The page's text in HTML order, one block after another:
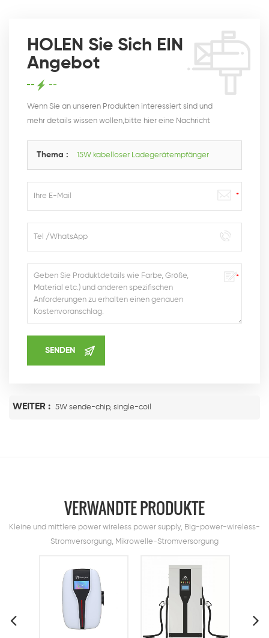
HOLEN Sie Sich EIN
Angebot
Wenn Sie an unseren Produkten interessiert sind und
mehr details wissen wollen,bitte hier eine Nachricht
können.
Thema : 15W kabelloser Ladegerätempfänger
WEITER : 5W sende-chip, single-coil
VERWANDTE PRODUKTE
Kleine und mittlere power wireless power supply, Big-power-wireless-
Stromversorgung, Mikrowelle-Stromversorgung